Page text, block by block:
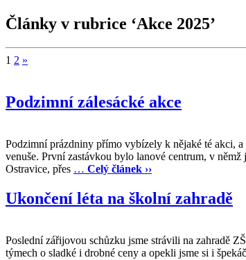
Články v rubrice ‘Akce 2025’
1 2 »
Podzimní zálesácké akce
Podzimní prázdniny přímo vybízely k nějaké té akci,
venuše. První zastávkou bylo lanové centrum, v
Ostravice, přes … Celý článek ››
Ukončení léta na školní zahradě
Poslední zářijovou schůzku jsme strávili na zahradě
týmech o sladké i drobné ceny a opekli jsme si i